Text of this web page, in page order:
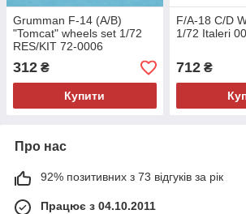
Grumman F-14 (A/B)
"Tomcat" wheels set 1/72
RES/KIT 72-0006
312 ₴
Купити
F/A-18 C/D
1/72 Italeri
712₴
Про нас
92% позитивних з 73 відгуків за рік
Працює з 04.10.2011